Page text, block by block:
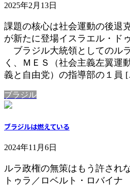
2025年2月13日
課題の核心は社会運動の後退
が新たに登場イスラエル・ド
ブラジル大統領としてのル
く、ＭＥＳ（社会主義左翼運
義と自由党）の指導部の１員
ブラジル
ブラジルは燃えている
2024年11月6日
ルラ政権の無策はもう許され
トゥラ／ロベルト・ロバイ